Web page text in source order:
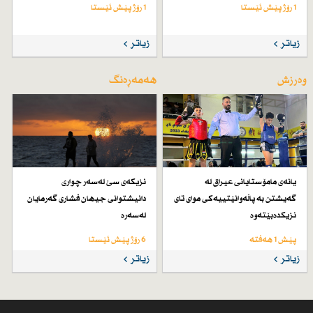
1 رۆژ پێش ئێستا
زیاتر
1 رۆژ پێش ئێستا
زیاتر
وەرزش
یانەی مامۆستایانی عیراق لە
گەیشتن بە پاڵەوانێتییەكی موای تای
نزیكدەبێتەوە
پێش 1 هەفتە
زیاتر
هەمەڕەنگ
نزیكەی سێ لەسەر چواری
دانیشتوانی جیهان فشاری گەرمایان
لەسەرە
6 رۆژ پێش ئێستا
زیاتر